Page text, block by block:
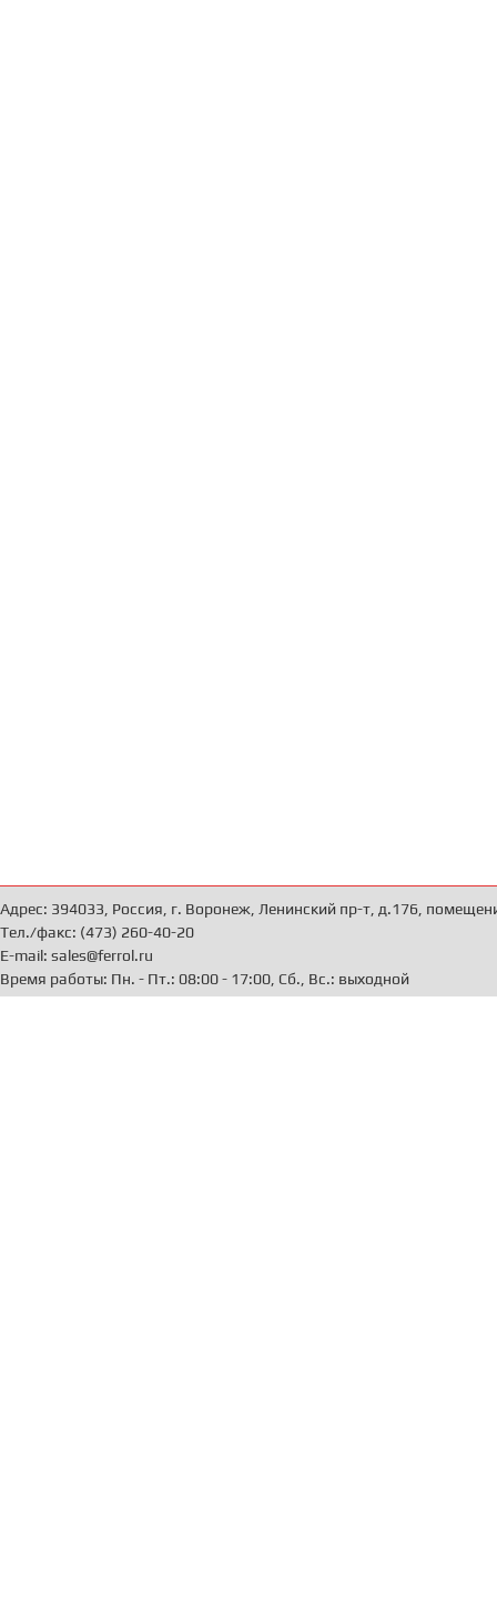
Адрес: 394033, Россия, г. Воронеж, Ленинский пр-т, д.176,
Тел./факс: (473) 260-40-20
E-mail: sales@ferrol.ru
Время работы: Пн. - Пт.: 08:00 - 17:00, Сб., Вс.: выходной